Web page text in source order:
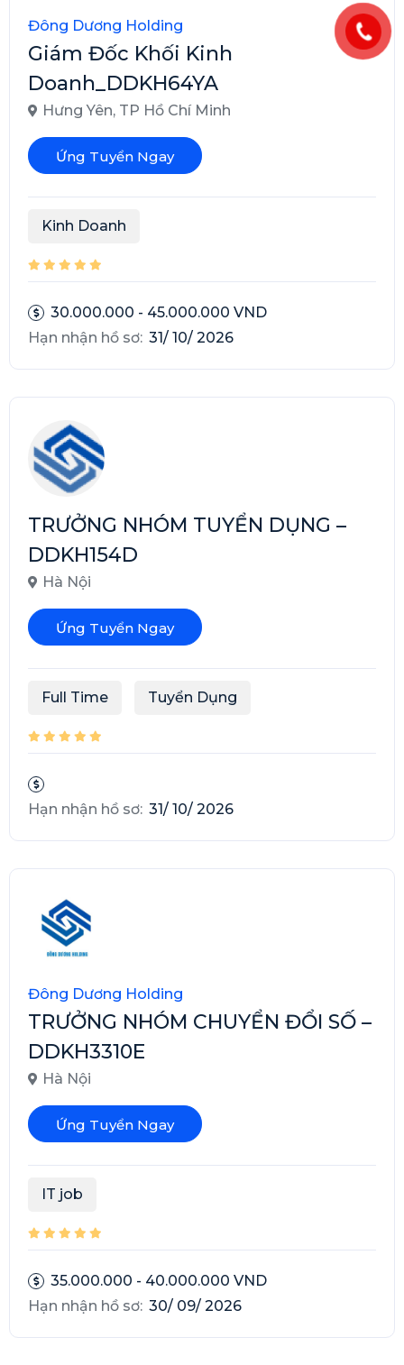
Đông Dương Holding
Giám Đốc Khối Kinh
Doanh_DDKH64YA
Hưng Yên, TP Hồ Chí Minh
Ứng Tuyển Ngay
Kinh Doanh
30.000.000 - 45.000.000 VND
Hạn nhận hồ sơ: 31/ 10/ 2026
TRƯỞNG NHÓM TUYỂN DỤNG –
DDKH154D
Hà Nội
Ứng Tuyển Ngay
Full Time Tuyển Dụng
Hạn nhận hồ sơ: 31/ 10/ 2026
Đông Dương Holding
TRƯỞNG NHÓM CHUYỂN ĐỔI SỐ –
DDKH3310E
Hà Nội
Ứng Tuyển Ngay
IT job
35.000.000 - 40.000.000 VND
Hạn nhận hồ sơ: 30/ 09/ 2026